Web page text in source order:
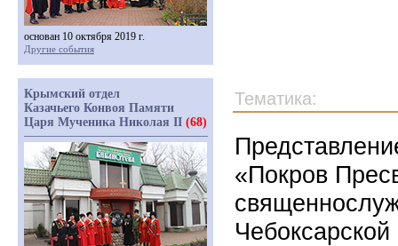
Тематика:
«Покров
основан 10 октября 2019 г.
Другие события
Крымский отдел
Казачьего Конвоя Памяти
Царя Мученика Николая II (68)